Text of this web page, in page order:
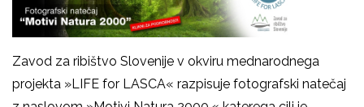
Zavod za ribištvo Slovenije v okviru mednarodnega
projekta »LIFE for LASCA« razpisuje fotografski natečaj